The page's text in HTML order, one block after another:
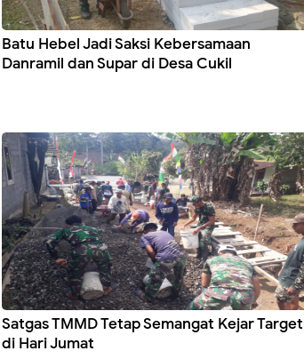
Batu Hebel Jadi Saksi Kebersamaan
Danramil dan Supar di Desa Cukil
Satgas TMMD Tetap Semangat Kejar Target
di Hari Jumat